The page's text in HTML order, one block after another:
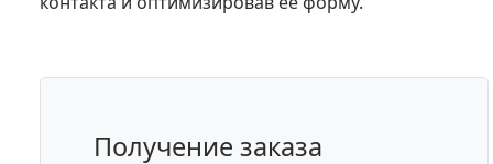
Получение заказа